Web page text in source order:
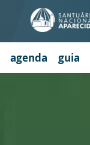
agenda guia